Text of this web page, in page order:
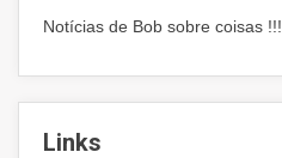
Notícias de Bob sobre coisas !!!
Links